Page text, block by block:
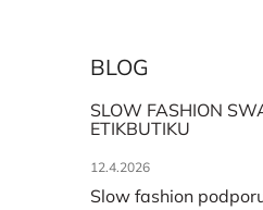
BLOG
SLOW FASHION
ETIKBUTIKU
12.4.2026
Slow fashion